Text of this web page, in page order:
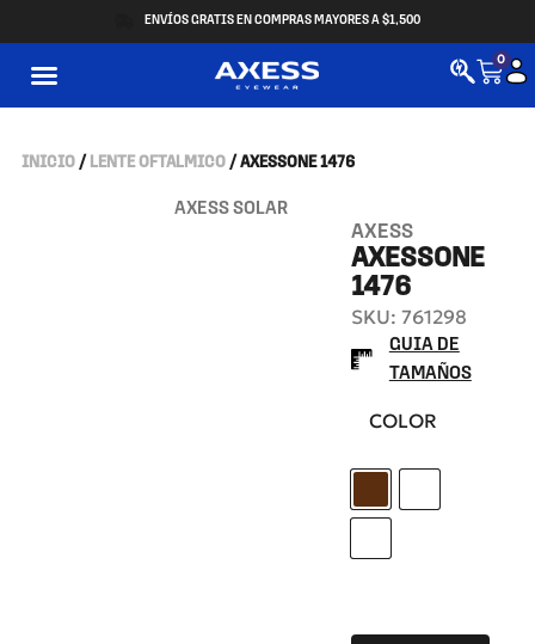
ENVÍOS GRATIS EN COMPRAS MAYORES A $1,500
0
INICIO/ LENTE OFTALMICO/ AXESSONE 1476
AXESS SOLAR
AXESS
AXESSONE
1476
SKU: 761298
GUIA DE
TAMAÑOS
COLOR
BROWN EARTH
GREY
LILAC SKY